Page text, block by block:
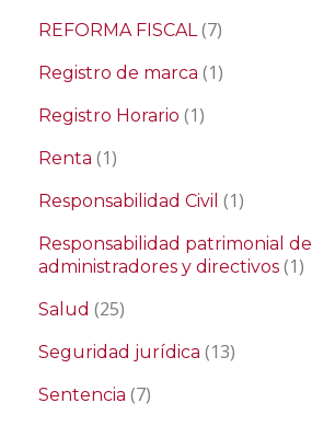
REFORMA FISCAL(7)
Registro de marca (1)
Registro Horario (1)
Renta (1)
Responsabilidad Civil (1)
Responsabilidad patrimonial de
administradores y directivos (1)
Salud (25)
Seguridad jurídica (13)
Sentencia (7)